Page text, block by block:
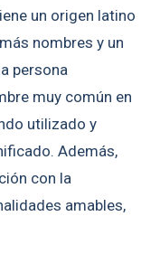
un origen latino
nombres y un
persona
muy común en
utilizado y
Además,
con la
amables,